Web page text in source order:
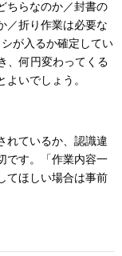
ちらなのか／封書の
／折り作業は必要な
が入るか確定してい
、何円変わってくる
いでしょう。
れているか、認識違
です。「作業内容一
てほしい場合は事前